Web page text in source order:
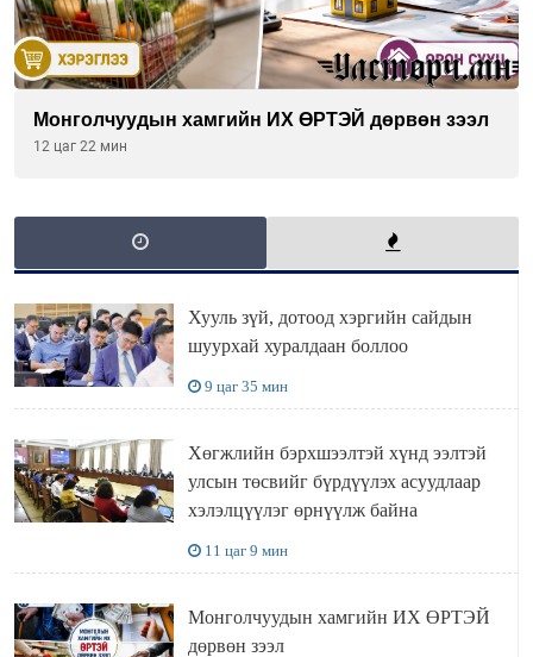
Монголчуудын хамгийн ИХ ӨРТЭЙ дөрвөн зээл
12 цаг 22 мин
Хууль зүй, дотоод хэргийн сайдын
шуурхай хуралдаан боллоо
9 цаг 35 мин
Хөгжлийн бэрхшээлтэй хүнд ээлтэй
улсын төсвийг бүрдүүлэх асуудлаар
хэлэлцүүлэг өрнүүлж байна
11 цаг 9 мин
Монголчуудын хамгийн ИХ ӨРТЭЙ
дөрвөн зээл